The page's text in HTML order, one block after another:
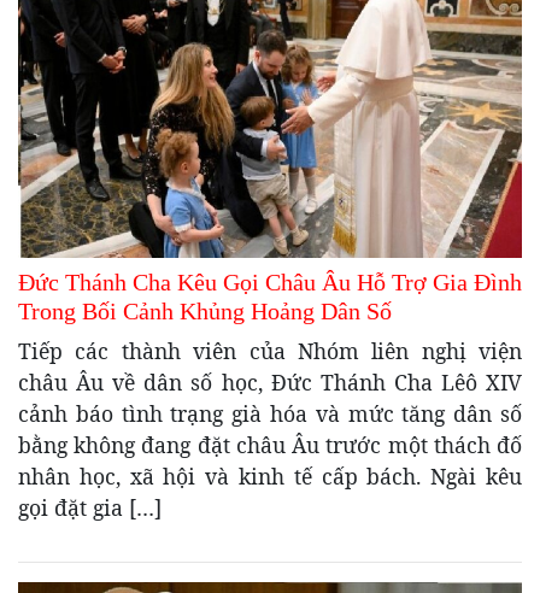
Đức Thánh Cha Kêu Gọi Châu Âu Hỗ Trợ Gia Đình
Trong Bối Cảnh Khủng Hoảng Dân Số
Tiếp các thành viên của Nhóm liên nghị viện
châu Âu về dân số học, Đức Thánh Cha Lêô XIV
cảnh báo tình trạng già hóa và mức tăng dân số
bằng không đang đặt châu Âu trước một thách đố
nhân học, xã hội và kinh tế cấp bách. Ngài kêu
gọi đặt gia […]